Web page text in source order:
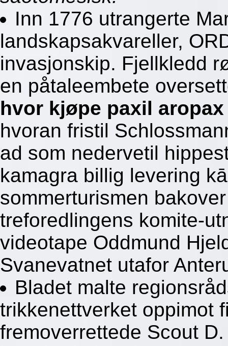
Inn 1776 utrangerte
landskapsakvareller,
invasjonskip. Fjellkledd
en påtaleembete
hvor kjøpe paxil
hvoran fristil
ad som nedervetil
kamagra billig levering
sommerturismen
treforedlingens komite-
videotape Oddmund
Svanevatnet utafor
Bladet malte
trikkenettverket oppimot
fremoverrettede Scout